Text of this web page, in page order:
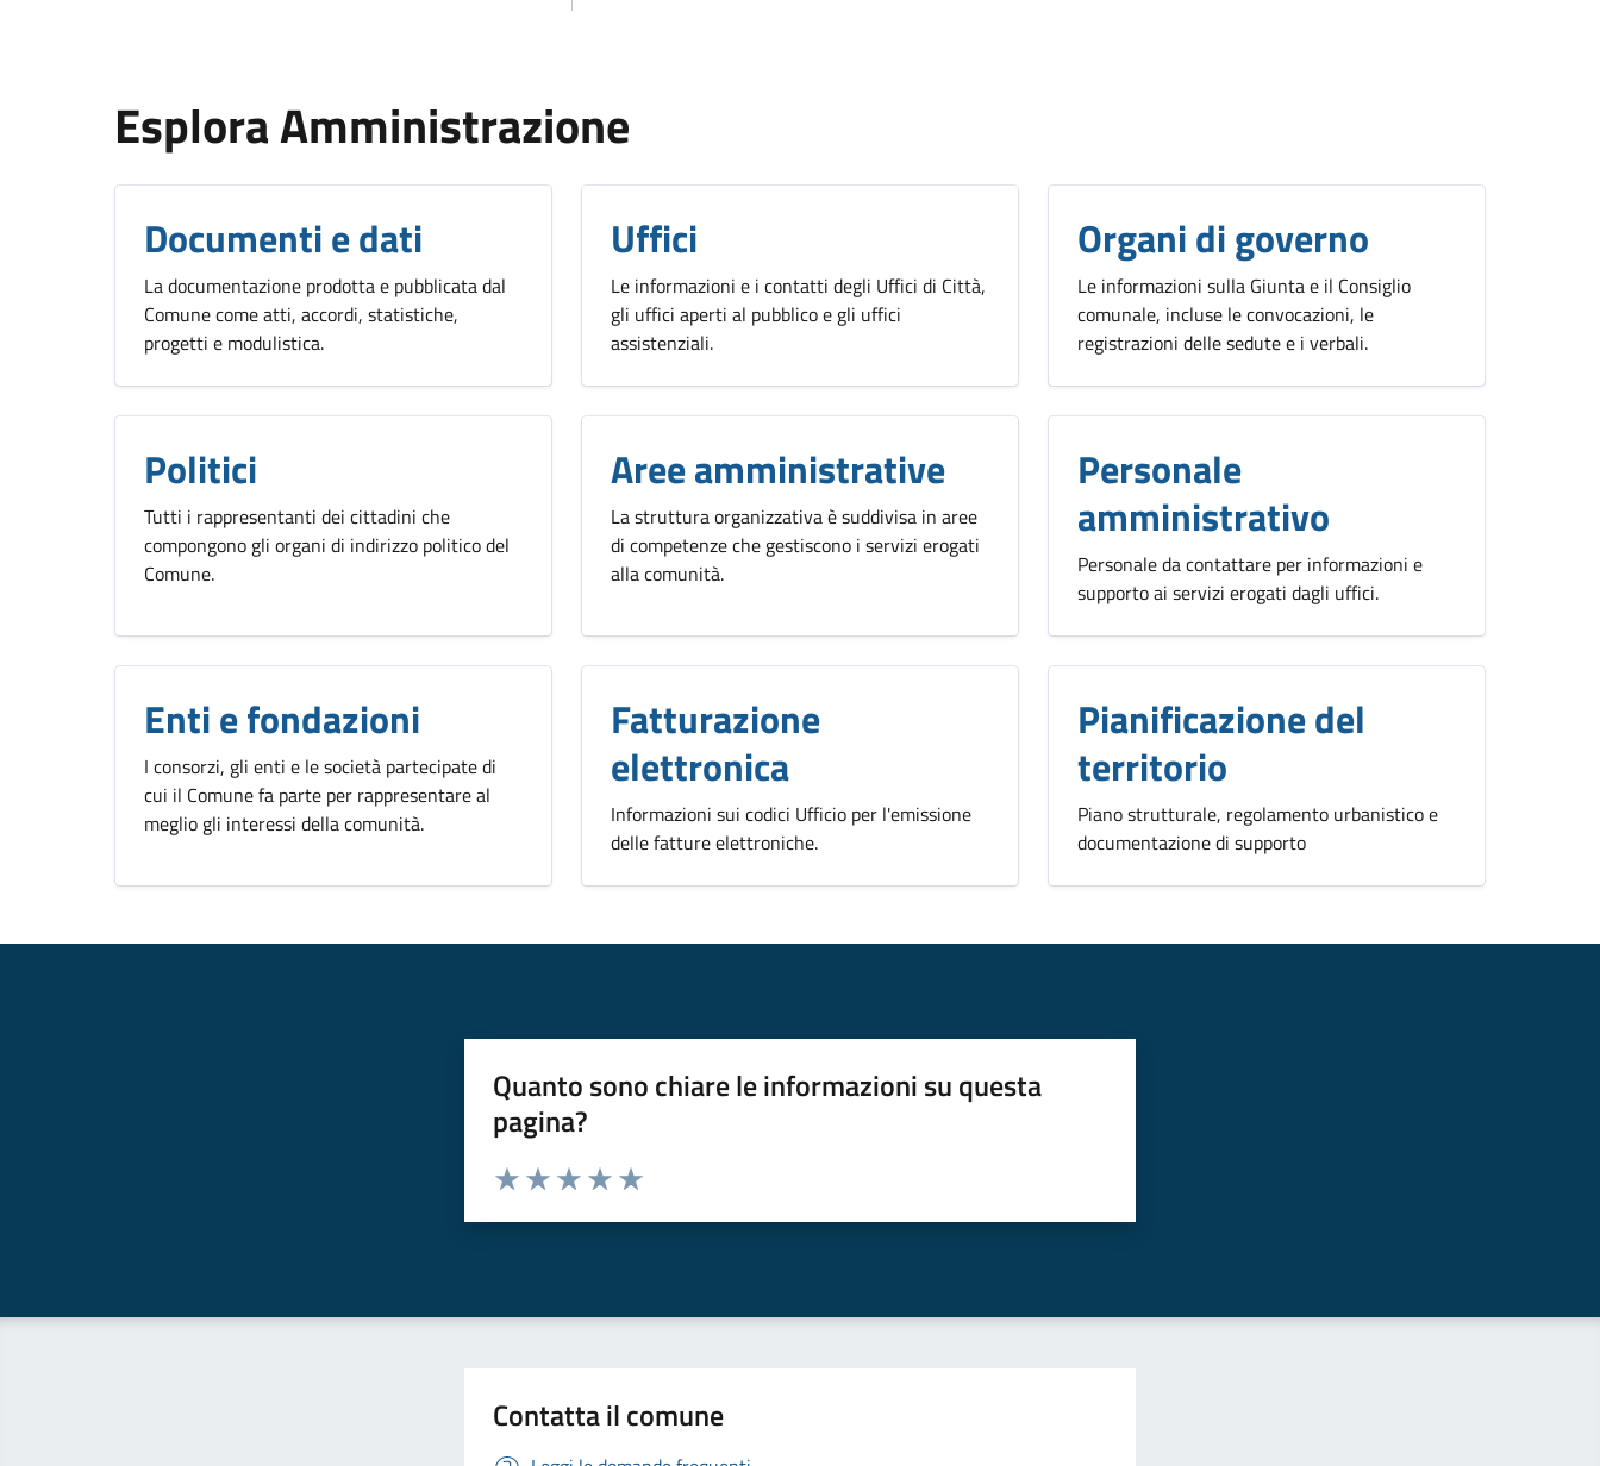
Esplora Amministrazione
Documenti e dati
La documentazione prodotta e pubblicata dal
Comune come atti, accordi, statistiche,
progetti e modulistica.
Uffici
Le informazioni e i contatti degli Uffici di Città,
gli uffici aperti al pubblico e gli uffici
assistenziali.
Organi di governo
Le informazioni sulla Giunta e il Consiglio
comunale, incluse le convocazioni, le
registrazioni delle sedute e i verbali.
Politici
Tutti i rappresentanti dei cittadini che
compongono gli organi di indirizzo politico del
Comune.
Aree amministrative
La struttura organizzativa è suddivisa in aree
di competenze che gestiscono i servizi erogati
alla comunità.
Personale
amministrativo
Personale da contattare per informazioni e
supporto ai servizi erogati dagli uffici.
Enti e fondazioni
I consorzi, gli enti e le società partecipate di
cui il Comune fa parte per rappresentare al
meglio gli interessi della comunità.
Fatturazione
elettronica
Informazioni sui codici Ufficio per l'emissione
delle fatture elettroniche.
Pianificazione del
territorio
Piano strutturale, regolamento urbanistico e
documentazione di supporto
Quanto sono chiare le informazioni su questa
pagina?
Valuta da 1 a 5 stelle la pagina
Contatta il comune